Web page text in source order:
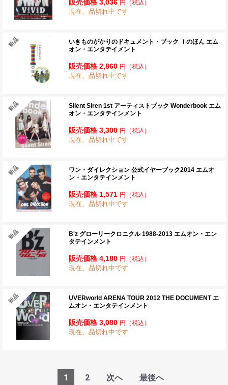
販売価格 3,036 円 （税込）
現在、品切れ中です
いきものがかりのドキュメント・ブック Ｉのほん エム
オン・エンタテイメント
販売価格 2,860 円 （税込）
現在、品切れ中です
Silent Siren 1st アーティストブック Wonderbook エム
オン・エンタテインメント
販売価格 3,300 円 （税込）
現在、品切れ中です
ワン・ダイレクション 公式イヤーブック2014 エムオ
ン・エンタテインメント
販売価格 1,571 円 （税込）
現在、品切れ中です
B'z グローリークロニクル 1988-2013 エムオン・エン
タテインメント
販売価格 4,180 円 （税込）
現在、品切れ中です
UVERworld ARENA TOUR 2012 THE DOCUMENT エ
ムオン・エンタテインメント
販売価格 3,080 円 （税込）
現在、品切れ中です
1 2 次へ 最後へ